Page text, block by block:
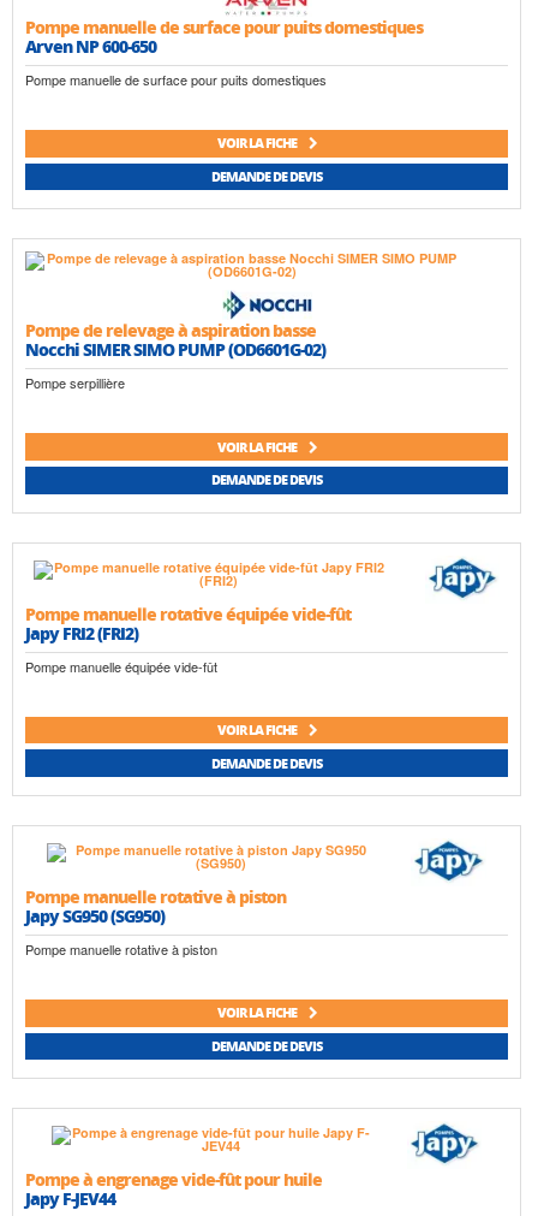
Pompe manuelle de surface pour puits domestiques
Arven NP 600-650
Pompe manuelle de surface pour puits domestiques
VOIR LA FICHE
DEMANDE DE DEVIS
Pompe de relevage à aspiration basse
Nocchi SIMER SIMO PUMP (OD6601G-02)
Pompe serpillière
VOIR LA FICHE
DEMANDE DE DEVIS
Pompe manuelle rotative équipée vide-fût
Japy FRI2 (FRI2)
Pompe manuelle équipée vide-fût
VOIR LA FICHE
DEMANDE DE DEVIS
Pompe manuelle rotative à piston
Japy SG950 (SG950)
Pompe manuelle rotative à piston
VOIR LA FICHE
DEMANDE DE DEVIS
Pompe à engrenage vide-fût pour huile
Japy F-JEV44